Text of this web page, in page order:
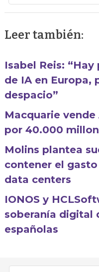
Leer también:
Isabel Reis:
de IA en Europa,
despacio”
Macquarie
por 40.000
Molins plantea
contener el
data centers
IONOS y
soberanía digital
españolas